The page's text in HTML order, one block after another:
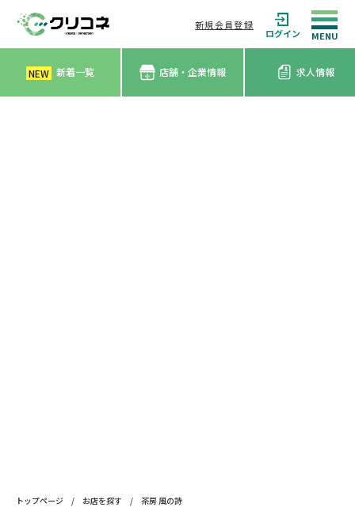
新規会員登録
ログイン
NEW 新着一覧 店舗・企業情報 求人情報
トップページ / お店を探す / 茶房 風の詩